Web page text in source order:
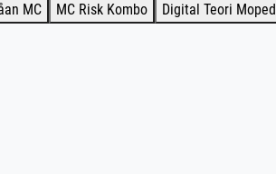
MC MC Risk Kombo
Digital Teori Moped